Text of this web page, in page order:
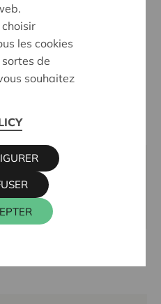
12, 2000 ANTWERPEN
les cookies
de
souhaitez